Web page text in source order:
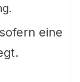
eine